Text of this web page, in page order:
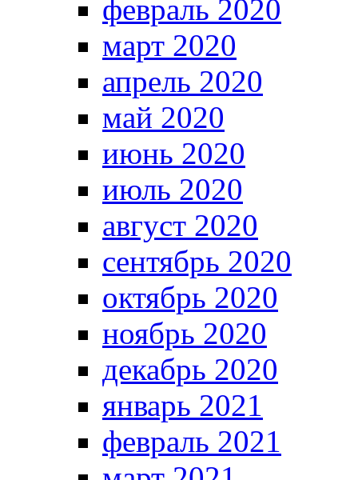
февраль 2020
март 2020
апрель 2020
май 2020
июнь 2020
июль 2020
август 2020
сентябрь 2020
октябрь 2020
ноябрь 2020
декабрь 2020
январь 2021
февраль 2021